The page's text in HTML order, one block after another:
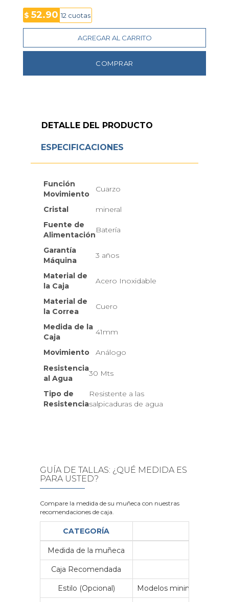
$ 52.90 12 cuotas
AGREGAR AL CARRITO
COMPRAR
DETALLE DEL PRODUCTO
ESPECIFICACIONES
Función
Movimiento
Cuarzo
Cristal
mineral
Fuente de
Alimentación
Batería
Garantía
Máquina
3 años
Material de
la Caja
Acero Inoxidable
Material de
la Correa
Cuero
Medida de la
Caja
41mm
Movimiento
Análogo
Resistencia
al Agua
30 Mts
Tipo de
Resistencia
Resistente a las
salpicaduras de agua
GUÍA DE TALLAS: ¿QUÉ MEDIDA ES
PARA USTED?
Compare la medida de su muñeca con nuestras
recomendaciones de caja.
CATEGORÍA
Medida de la muñeca
Caja Recomendada
Estilo (Opcional) Modelos minimalistas y